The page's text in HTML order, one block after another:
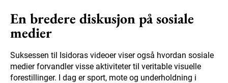
En bredere diskusjon på sosiale
medier
Suksessen til Isidoras videoer viser også hvordan sosiale
medier forvandler visse aktiviteter til veritable visuelle
forestillinger. I dag er sport, mote og underholdning i